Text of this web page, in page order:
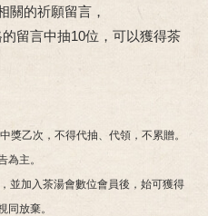
關的祈願留言，
留言中抽10位，可以獲得茶
獎乙次，不得代抽、代領，不累贈。
為主。
並加入茶湯會數位會員後，始可獲得
同放棄。